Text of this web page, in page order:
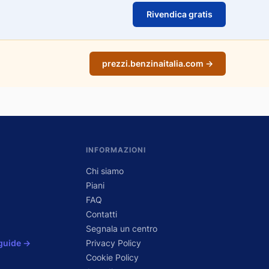
Rivendica gratis
prezzi.benzinaitalia.com →
→
INFORMAZIONI
Chi siamo
Piani
FAQ
Contatti
Segnala un centro
Privacy Policy
Cookie Policy